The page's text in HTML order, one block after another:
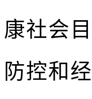
康社会
防控和